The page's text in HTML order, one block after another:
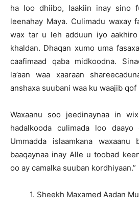
ha loo dhiibo, laakiin inay sino
leenahay Maya. Culimadu waxay
wax tar u leh adduun iyo
khaldan. Dhaqan xumo uma
caafimaad qaba midkoodna.
la’aan waa xaaraan
anshaxa suubani waa ku waajib qof
Waxaanu soo jeedinaynaa in
hadalkooda culimada loo daayo
Ummadda islaamkana waxaanu
baaqaynaa inay Alle u toobad
oo ay camalka suuban kordhiyaan.”
1. Sheekh Maxamed Aadan